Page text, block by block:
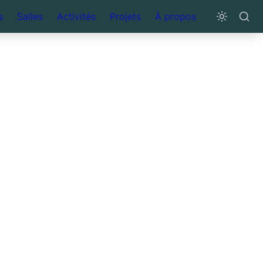
Salles Activités Projets À propos